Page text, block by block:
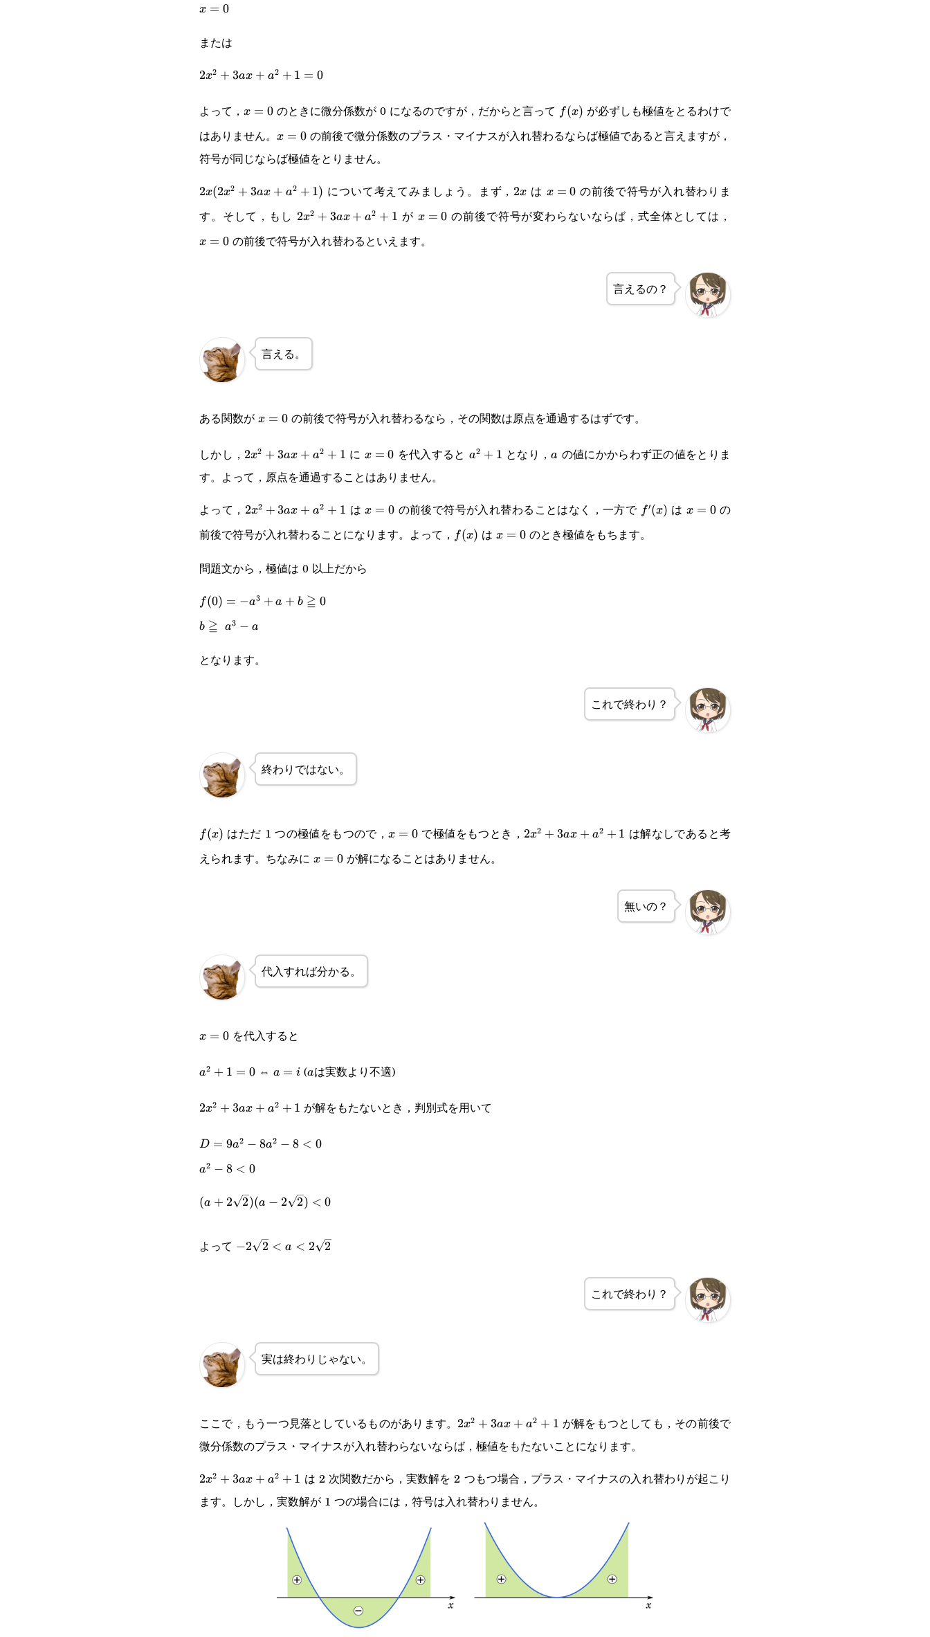
x=0
x = 0
または
2x^2+3ax+a^2+1=0
2x2 + 3ax + a2 + 1 = 0
よって，x=0
x = 0のときに微分係数が 0 になるのですが，だからと言って f(x)
f(x) が必ずしも極値をとるわけで
はありません。x=0
x = 0の前後で微分係数のプラス・マイナスが入れ替わるならば極値であると言えますが，
符号が同じならば極値をとりません。
2x(2x^2+3ax+a^2+1)
2x(2x2 + 3ax + a2 + 1) について考えてみましょう。まず， 2x
2x は x=0
x = 0 の前後で符号が入れ替わりま
す。そして，もし 2x^2+3ax+a^2+1
2x2 + 3ax + a2 + 1 が x=0
x = 0 の前後で符号が変わらないならば，式全体としては，
x = 0の前後で符号が入れ替わるといえます。
言えるの？
言える。
ある関数が x=0
x = 0の前後で符号が入れ替わるなら，その関数は原点を通過するはずです。
しかし， 2x^2+3ax+a^2+1
2x2 + 3ax + a2 + 1 に x=0
x = 0 を代入すると a^2+1
a2 + 1 となり，a
a の値にかからわず正の値をとりま
す。よって，原点を通過することはありません。
よって， 2x^2+3ax+a^2+1
2x2 + 3ax + a2 + 1 はx=0
x = 0 の前後で符号が入れ替わることはなく，一方で f'(x)
f′(x) は x=0
x = 0の
前後で符号が入れ替わることになります。よって， f(x)
f(x) は x=0
x = 0のとき極値をもちます。
問題文から，極値は 0 以上だから
f(0)=-
a^3+a+b\geqq0
f(0) = −a3 + a + b ≧ 0
b\geqq a^3-
b ≧ a3 − a
となります。
これで終わり？
終わりではない。
f(x)
f(x) はただ 1 つの極値をもつので，x=0
x = 0 で極値をもつとき， 2x^2+3ax+a^2+1
2x2 + 3ax + a2 + 1 は解なしであると考
えられます。ちなみに x=0
x = 0が解になることはありません。
無いの？
代入すれば分かる。
x=0
x = 0を代入すると
a^2+1=0
a2 + 1 = 0⇔ a=i
a = i (a
aは実数より不適)
2x^2+3ax+a^2+1
2x2 + 3ax + a2 + 1 が解をもたないとき，判別式を用いて
D=9a^2-
8a^2-
D = 9a2 − 8a2 − 8 < 0
a^2-
8<0
a2 − 8 < 0
(a+2\sqrt{2})
<0
(a + 2 2)(a − 2 2) < 0
よって
-2\sqrt{2}
−2 2 < a < 2 2
これで終わり？
実は終わりじゃない。
ここで，もう一つ見落としているものがあります。 2x^2+3ax+a^2+1
2x2 + 3ax + a2 + 1 が解をもつとしても，その前後で
微分係数のプラス・マイナスが入れ替わらないならば，極値をもたないことになります。
2x^2+3ax+a^2+1
2x2 + 3ax + a2 + 1 は 2 次関数だから，実数解を 2 つもつ場合，プラス・マイナスの入れ替わりが起こり
ます。しかし，実数解が 1 つの場合には，符号は入れ替わりません。